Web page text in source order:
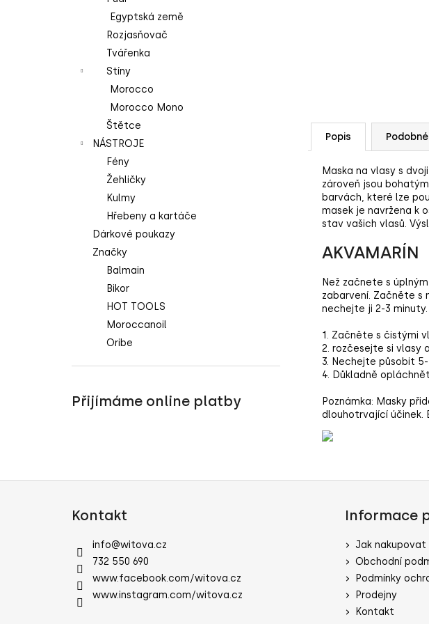
Egyptská země
Rozjasňovač
Tvářenka
Stíny
Morocco
Morocco Mono
Štětce
NÁSTROJE
Fény
Žehličky
Kulmy
Hřebeny a kartáče
Dárkové poukazy
Značky
Balmain
Bikor
HOT TOOLS
Moroccanoil
Oribe
Přijímáme online platby
Popis
Maska na vlasy s
zároveň jsou
barvách, které lze
masek je navržena k
stav vašich vlasů.
AKVAMARÍN
Než začnete s
zabarvení. Začněte s
nechejte ji 2-3
1. Začněte s čistými
2. rozčesejte si vlasy
3. Nechejte působit
4. Důkladně
Poznámka: Masky
dlouhotrvající účinek.
Kontakt
info@witova.cz
732 550 690
www.facebook.com/witova.cz
www.instagram.com/witova.cz
Informace
Jak nakupovat
Obchodní
Podmínky
Prodejny
Kontakt